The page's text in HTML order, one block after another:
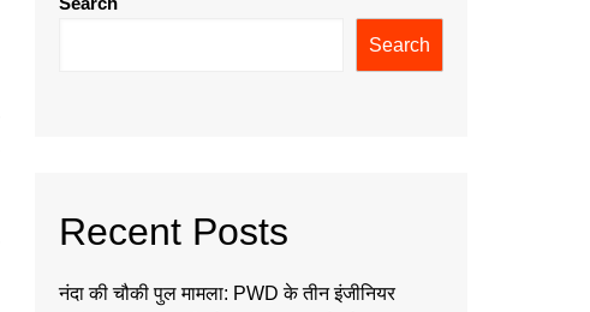
Search
Recent Posts
नंदा की चौकी पुल मामला: PWD के तीन इंजीनियर